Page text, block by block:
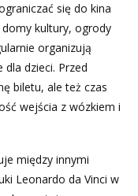
się do kina
kultury, ogrody
organizują
dzieci. Przed
biletu, ale też czas
wejścia z wózkiem i
między innymi
Leonardo da Vinci w